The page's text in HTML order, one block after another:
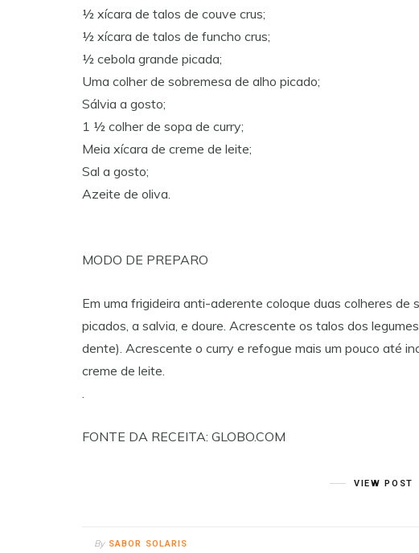
½ xícara de talos de couve crus;
½ xícara de talos de funcho crus;
½ cebola grande picada;
Uma colher de sobremesa de alho picado;
Sálvia a gosto;
1 ½ colher de sopa de curry;
Meia xícara de creme de leite;
Sal a gosto;
Azeite de oliva.
MODO DE PREPARO
Em uma frigideira anti-aderente coloque duas colheres de
picados, a salvia, e doure. Acrescente os talos dos
dente). Acrescente o curry e refogue mais um pouco até
creme de leite.
.
FONTE DA RECEITA: GLOBO.COM
VIEW POST
By SABOR SOLARIS